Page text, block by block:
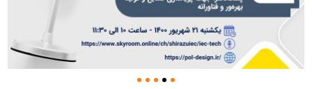
تقویت ارتباط بین بخش صنعت و دانشگاه گفت:طرح پل
بستری را مهیا می کند تا با تعاملی دو سویه ،بصورت
کاربردی و عملیاتی ارتباط بین دانشگاه و صنعت شکل گیرد
محمد رضا ظهیر امامی افزود: در این طرح سازوکارهایی
پیش بینی شده تا دانشگاه ها مشکلات بخش صنعت را
شناسایی و آسیب شناسی کرده و در راستای رفع آنها تلاش